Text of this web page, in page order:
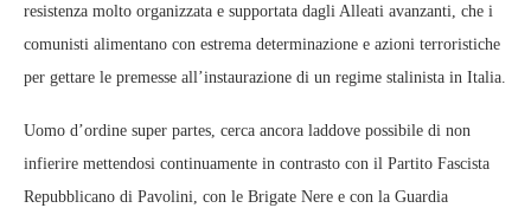
resistenza molto organizzata e supportata dagli Alleati avanzanti, che i
comunisti alimentano con estrema determinazione e azioni terroristiche
per gettare le premesse all’instaurazione di un regime stalinista in Italia.
Uomo d’ordine super partes, cerca ancora laddove possibile di non
infierire mettendosi continuamente in contrasto con il Partito Fascista
Repubblicano di Pavolini, con le Brigate Nere e con la Guardia